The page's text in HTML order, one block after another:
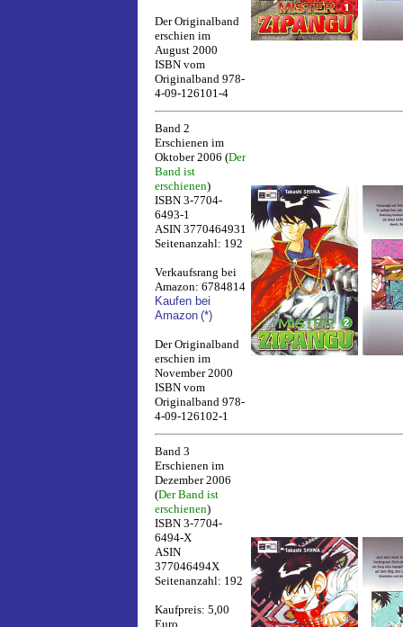
Der Originalband
erschien im
August 2000
ISBN vom
Originalband 978-
4-09-126101-4
Band 2
Erschienen im
Oktober 2006 (Der
Band ist
erschienen)
ISBN 3-7704-
6493-1
ASIN 3770464931
Seitenanzahl: 192
Verkaufsrang bei
Amazon: 6784814
Kaufen bei
Amazon (*)
Der Originalband
erschien im
November 2000
ISBN vom
Originalband 978-
4-09-126102-1
Band 3
Erschienen im
Dezember 2006
(Der Band ist
erschienen)
ISBN 3-7704-
6494-X
ASIN
377046494X
Seitenanzahl: 192
Kaufpreis: 5,00
Euro